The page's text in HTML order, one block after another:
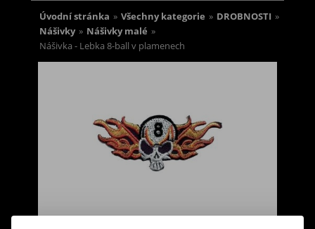
Úvodní stránka » Všechny kategorie » DROBNOSTI »
Nášivky » Nášivky malé »
Nášivka - Lebka 8-ball v plamenech